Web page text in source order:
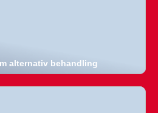
alternativ behandling